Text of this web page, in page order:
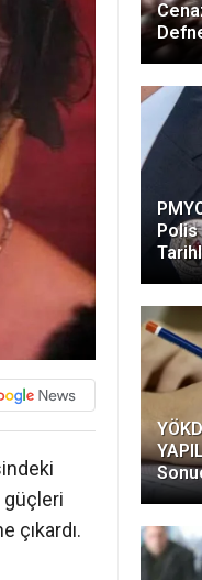
güçleri
çıkardı.
Polis